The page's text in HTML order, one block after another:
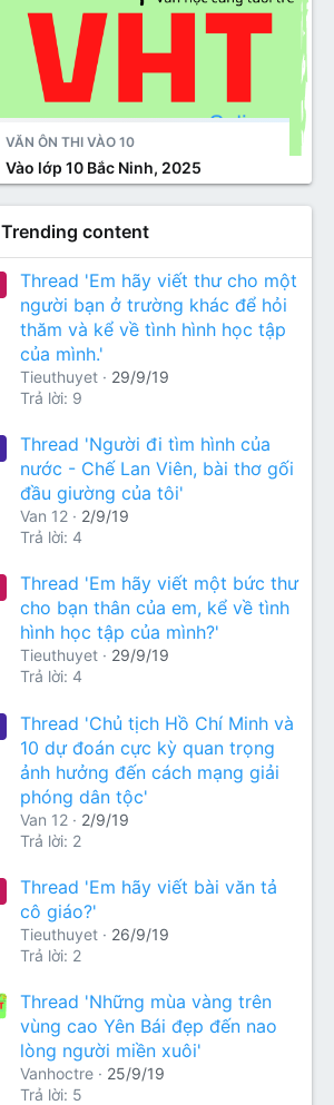
VĂN ÔN THI VÀO 10
Vào lớp 10 Bắc Ninh, 2025
Trending content
Thread 'Em hãy viết thư cho một
người bạn ở trường khác để hỏi
thăm và kể về tình hình học tập
của mình.'
Tieuthuyet
29/9/19
Trả lời: 9
Thread 'Người đi tìm hình của
nước - Chế Lan Viên, bài thơ gối
đầu giường của tôi'
Van 12
2/9/19
Trả lời: 4
Thread 'Em hãy viết một bức thư
cho bạn thân của em, kể về tình
hình học tập của mình?'
Tieuthuyet
29/9/19
Trả lời: 4
Thread 'Chủ tịch Hồ Chí Minh và
10 dự đoán cực kỳ quan trọng
ảnh hưởng đến cách mạng giải
phóng dân tộc'
Van 12
2/9/19
Trả lời: 2
Thread 'Em hãy viết bài văn tả
cô giáo?'
Tieuthuyet
26/9/19
Trả lời: 2
Thread 'Những mùa vàng trên
vùng cao Yên Bái đẹp đến nao
lòng người miền xuôi'
Vanhoctre
25/9/19
Trả lời: 5